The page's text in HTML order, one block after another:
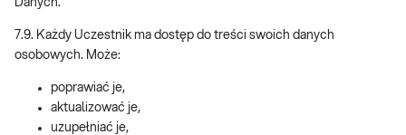
Danych.
7.9. Każdy Uczestnik ma dostęp do treści swoich danych
osobowych. Może:
poprawiać je,
aktualizować je,
uzupełniać je,